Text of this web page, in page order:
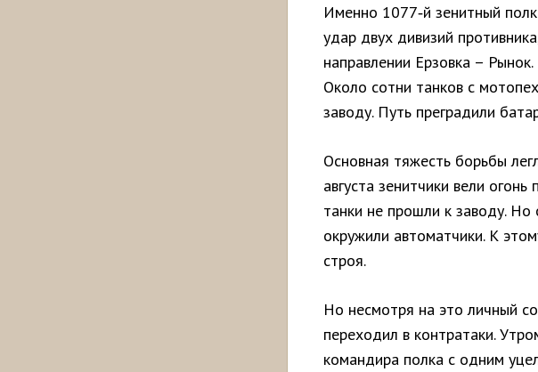
Именно 1077‑й зенитный
удар двух дивизий
направлении Ерзовка – Рынок.
Около сотни танков с
заводу. Путь преградили
Основная тяжесть борьбы
августа зенитчики вели
танки не прошли к заводу. Но
окружили автоматчики. К
строя.
Но несмотря на это личный
переходил в контратаки.
командира полка с одним